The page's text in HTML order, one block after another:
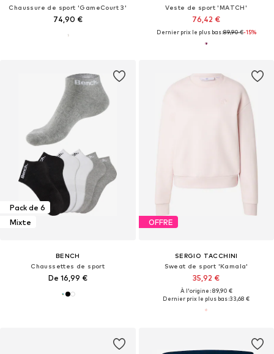
Chaussure de sport 'GameCourt 3'
74,90 €
Veste de sport 'MATCH'
76,42 €
Dernier prix le plus bas :89,90 €-15%
Pack de 6
Mixte
BENCH
Chaussettes de sport
De 16,99 €
OFFRE
SERGIO TACCHINI
Sweat de sport 'Kamala'
35,92 €
À l'origine : 89,90 €
Dernier prix le plus bas :33,68 €